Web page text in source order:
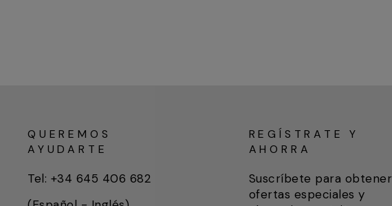
QUEREMOS
AYUDARTE
Tel: +34 645 406 682
REGÍSTRATE Y
AHORRA
Suscríbete para obtener
ofertas especiales y